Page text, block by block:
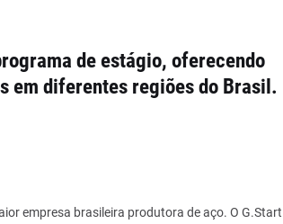
de estágio, oferecendo
em diferentes regiões do Brasil.
empresa brasileira produtora de aço. O G.Start